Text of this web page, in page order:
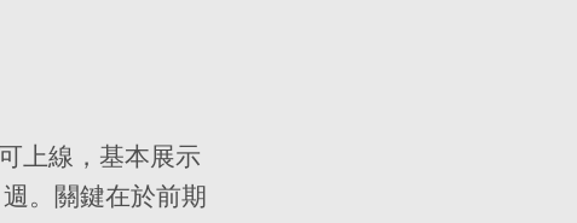
上線，基本展示
。關鍵在於前期